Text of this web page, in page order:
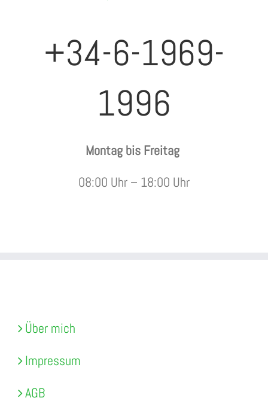
+34-6-1969-
1996
Montag bis Freitag
08:00 Uhr – 18:00 Uhr
Über mich
Impressum
AGB